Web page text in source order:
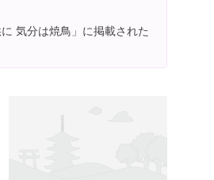
気分は焼鳥」に掲載された